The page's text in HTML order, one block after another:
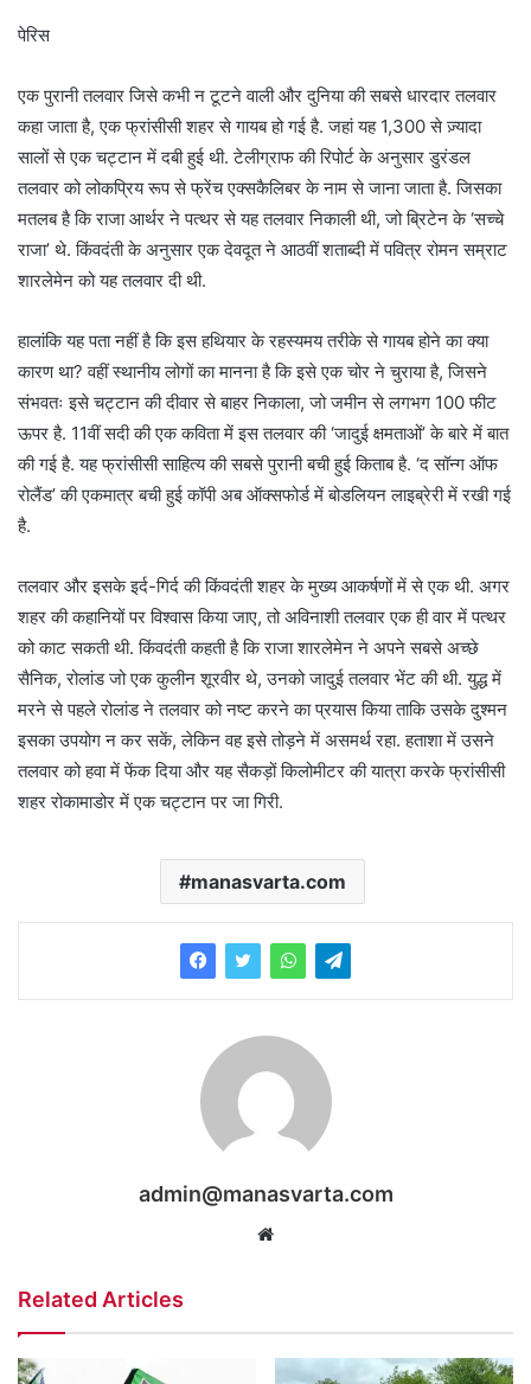
पेरिस
एक पुरानी तलवार जिसे कभी न टूटने वाली और दुनिया की सबसे धारदार तलवार
कहा जाता है, एक फ्रांसीसी शहर से गायब हो गई है. जहां यह 1,300 से ज़्यादा
सालों से एक चट्टान में दबी हुई थी. टेलीग्राफ की रिपोर्ट के अनुसार डुरंडल
तलवार को लोकप्रिय रूप से फ्रेंच एक्सकैलिबर के नाम से जाना जाता है. जिसका
मतलब है कि राजा आर्थर ने पत्थर से यह तलवार निकाली थी, जो ब्रिटेन के ‘सच्चे
राजा’ थे. किंवदंती के अनुसार एक देवदूत ने आठवीं शताब्दी में पवित्र रोमन सम्राट
शारलेमेन को यह तलवार दी थी.
हालांकि यह पता नहीं है कि इस हथियार के रहस्यमय तरीके से गायब होने का क्या
कारण था? वहीं स्थानीय लोगों का मानना है कि इसे एक चोर ने चुराया है, जिसने
संभवतः इसे चट्टान की दीवार से बाहर निकाला, जो जमीन से लगभग 100 फीट
ऊपर है. 11वीं सदी की एक कविता में इस तलवार की ‘जादुई क्षमताओं’ के बारे में बात
की गई है. यह फ्रांसीसी साहित्य की सबसे पुरानी बची हुई किताब है. ‘द सॉन्ग ऑफ
रोलैंड’ की एकमात्र बची हुई कॉपी अब ऑक्सफोर्ड में बोडलियन लाइब्रेरी में रखी गई
है.
तलवार और इसके इर्द-गिर्द की किंवदंती शहर के मुख्य आकर्षणों में से एक थी. अगर
शहर की कहानियों पर विश्वास किया जाए, तो अविनाशी तलवार एक ही वार में पत्थर
को काट सकती थी. किंवदंती कहती है कि राजा शारलेमेन ने अपने सबसे अच्छे
सैनिक, रोलांड जो एक कुलीन शूरवीर थे, उनको जादुई तलवार भेंट की थी. युद्ध में
मरने से पहले रोलांड ने तलवार को नष्ट करने का प्रयास किया ताकि उसके दुश्मन
इसका उपयोग न कर सकें, लेकिन वह इसे तोड़ने में असमर्थ रहा. हताशा में उसने
तलवार को हवा में फेंक दिया और यह सैकड़ों किलोमीटर की यात्रा करके फ्रांसीसी
शहर रोकामाडोर में एक चट्टान पर जा गिरी.
manasvarta.com
admin@manasvarta.com
Website
Related Articles